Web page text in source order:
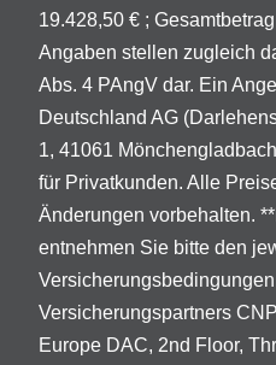
19.428,50 € ;
Angaben stellen zugleich
Abs. 4 PAngV dar. Ein
Deutschland AG
1, 41061
für Privatkunden. Alle
Änderungen vorbehalten.
entnehmen Sie bitte den
Versicherungspartners
Europe DAC, 2nd Floor,